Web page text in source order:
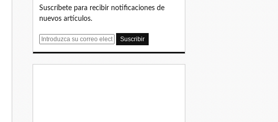
Suscríbete para recibir notificaciones de
nuevos artículos.
E